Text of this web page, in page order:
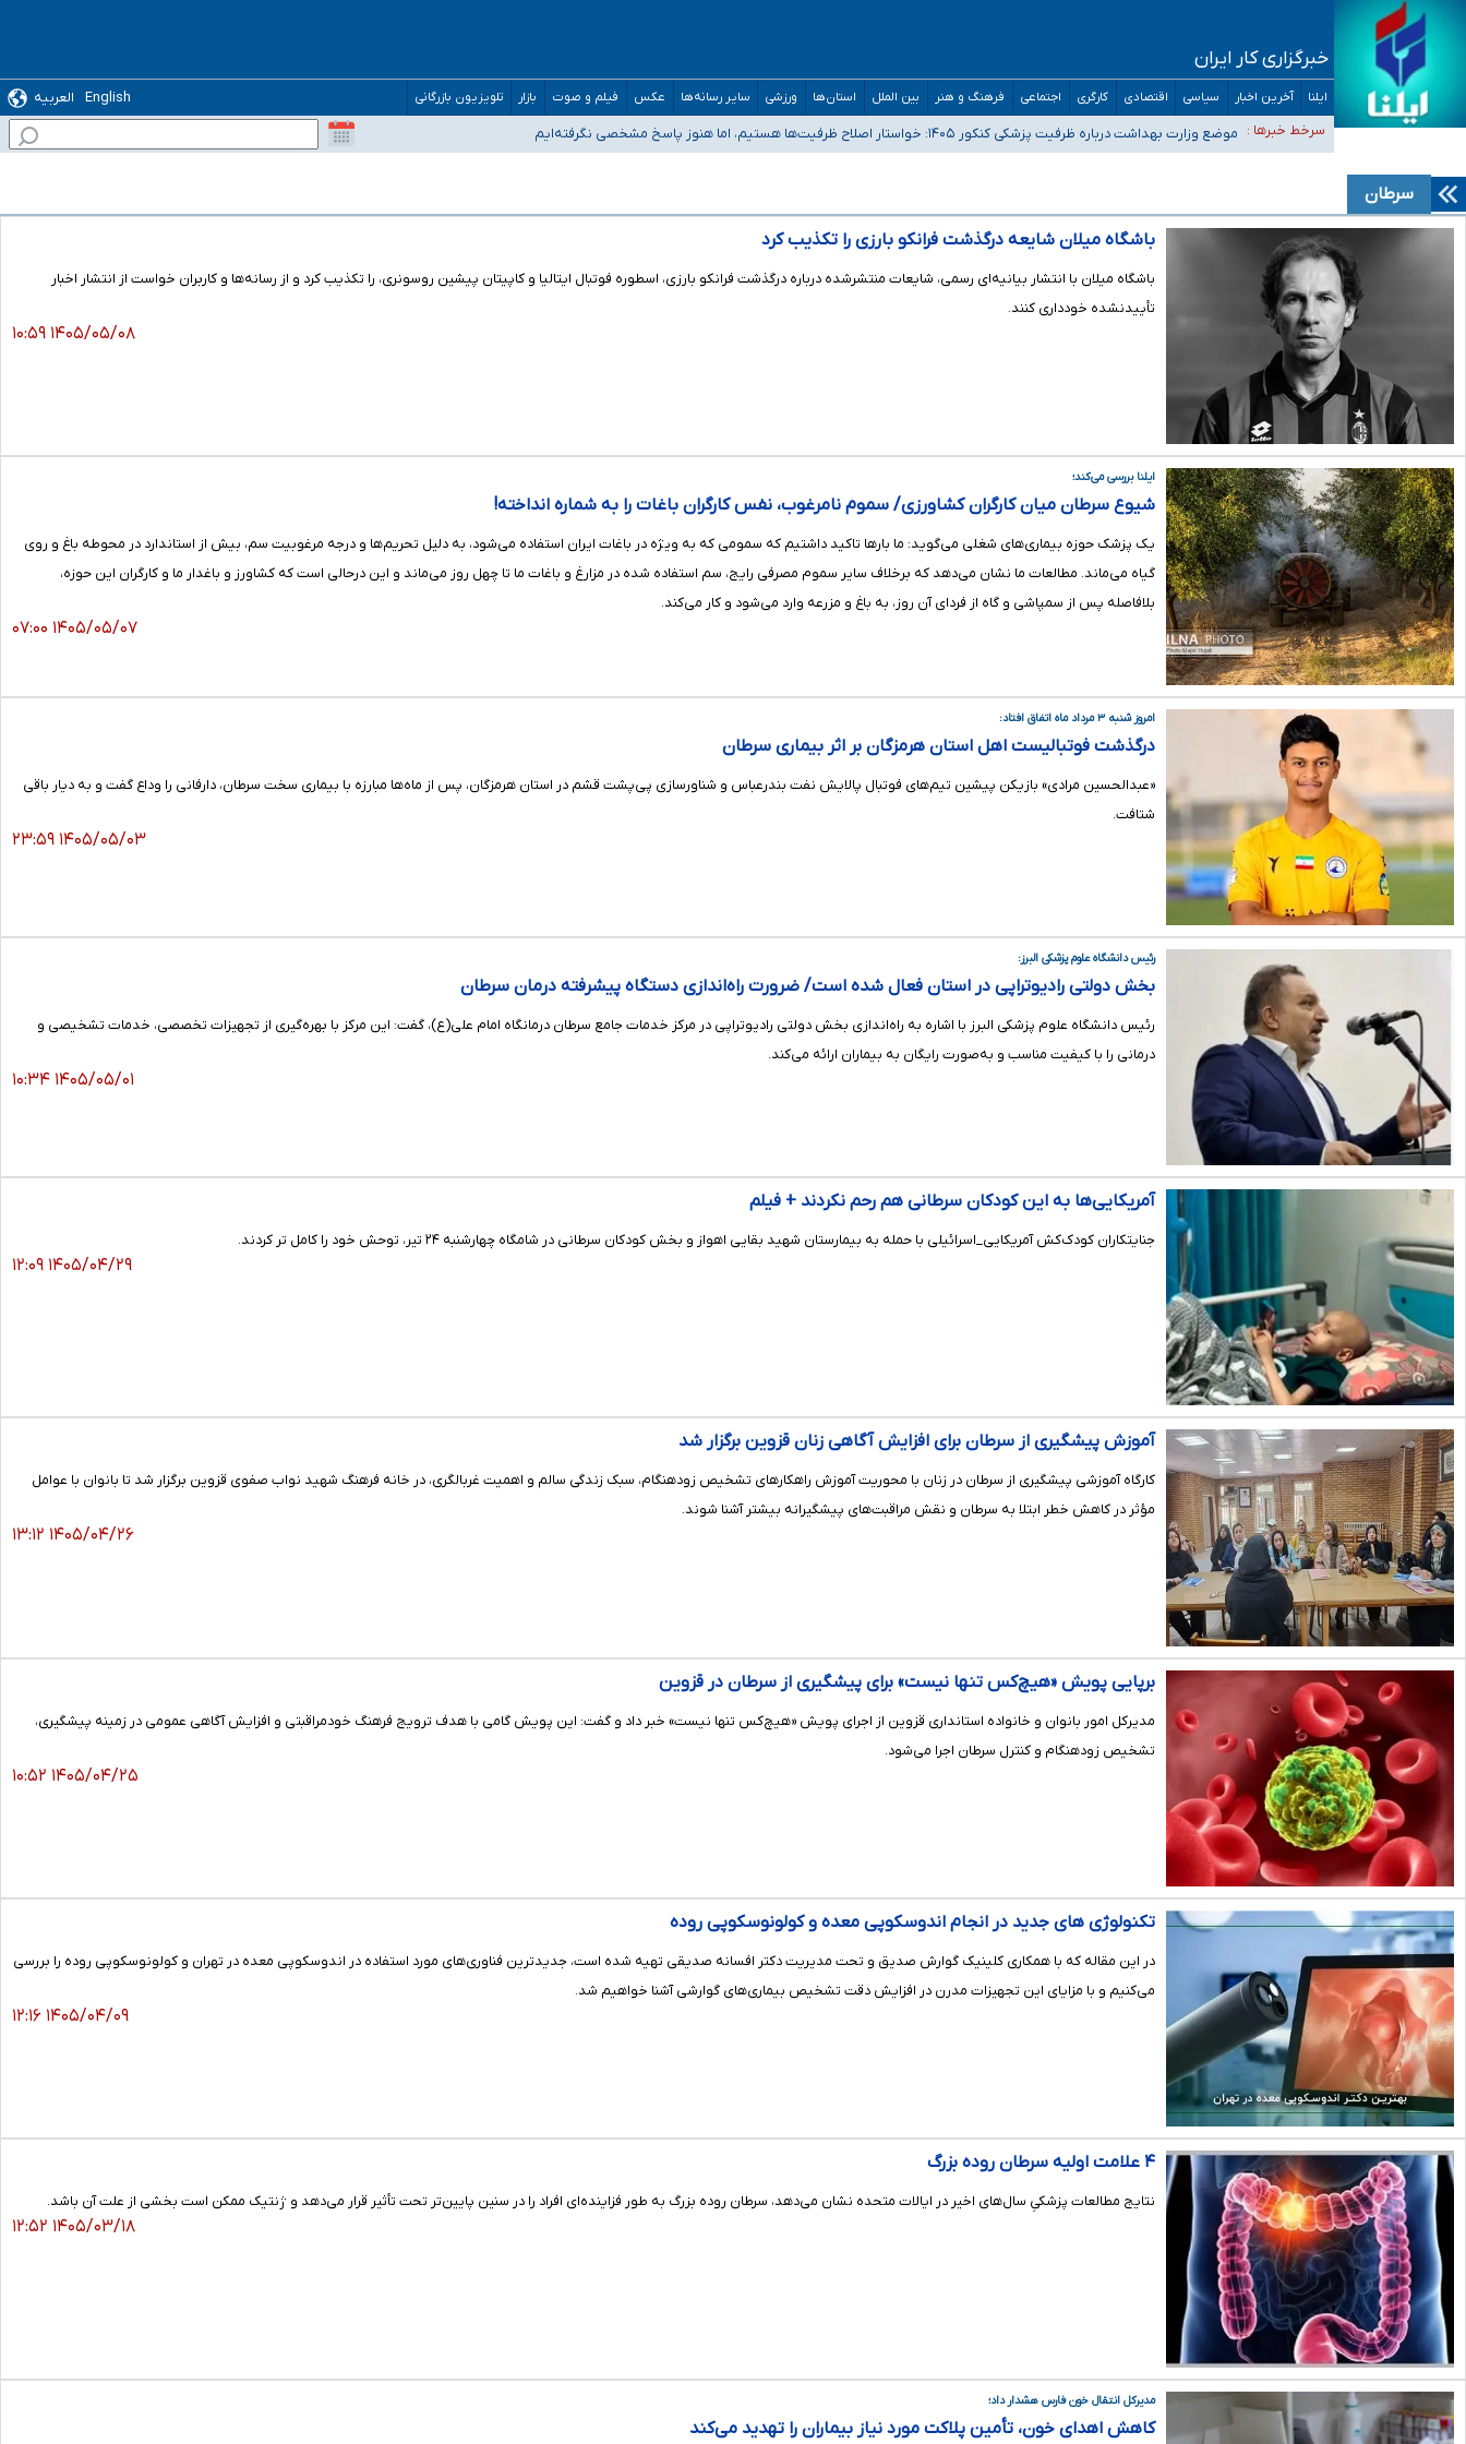
خبرگزاری کار ایران
ایلنا آخرین اخبار سیاسی اقتصادی کارگری اجتماعی فرهنگ و هنر بین الملل استان‌ها ورزشی سایر رسانه‌ها عکس فیلم و صوت بازار تلویزیون بازرگانی English
العربیه
سرخط خبرها :
۴۰ تا ۵۰ روز گرمای نسبی در پیش داریم/ دمای تهران به ۳۸ درجه می‌رسد
موضع وزارت بهداشت درباره ظرفیت پزشکی کنکور ۱۴۰۵: خواستار اصلاح ظرفیت‌ها هستیم، اما هنوز پاسخ مشخصی نگرفته‌ایم
آخرین وضعیت شیوع عفونت‌های تنفسی در کشور/ خوزستان و کرمان بالاتر از آستانه هشدار
سرطان
باشگاه میلان شایعه درگذشت فرانکو بارزی را تکذیب کرد
باشگاه میلان با انتشار بیانیه‌ای رسمی، شایعات منتشرشده درباره درگذشت فرانکو بارزی، اسطوره فوتبال ایتالیا و کاپیتان پیشین روسونری، را تکذیب کرد و از رسانه‌ها و کاربران خواست از انتشار اخبار
تأییدنشده خودداری کنند.
۱۴۰۵/۰۵/۰۸ ۱۰:۵۹
ایلنا بررسی می‌کند؛
شیوع سرطان میان کارگران کشاورزی/ سموم نامرغوب، نفس کارگران باغات را به شماره انداخته!
یک پزشک حوزه بیماری‌های شغلی می‌گوید: ما بارها تاکید داشتیم که سمومی که به ویژه در باغات ایران استفاده می‌شود، به دلیل تحریم‌ها و درجه مرغوبیت سم، بیش از استاندارد در محوطه باغ و روی
گیاه می‌ماند. مطالعات ما نشان می‌دهد که برخلاف سایر سموم مصرفی رایج، سم استفاده شده در مزارغ و باغات ما تا چهل روز می‌ماند و این درحالی است که کشاورز و باغدار ما و کارگران این حوزه،
بلافاصله پس از سمپاشی و گاه از فردای آن روز، به باغ و مزرعه وارد می‌شود و کار می‌کند.
۱۴۰۵/۰۵/۰۷ ۰۷:۰۰
امروز شنبه ۳ مرداد ماه اتفاق افتاد:
درگذشت فوتبالیست اهل استان هرمزگان بر اثر بیماری سرطان
«عبدالحسین مرادی» بازیکن پیشین تیم‌های فوتبال پالایش نفت بندرعباس و شناورسازی پی‌پشت قشم در استان هرمزگان، پس از ماه‌ها مبارزه با بیماری سخت سرطان، دارفانی را وداع گفت و به دیار باقی
شتافت.
۱۴۰۵/۰۵/۰۳ ۲۳:۵۹
رئیس دانشگاه علوم پزشکی البرز:
بخش دولتی رادیوتراپی در استان فعال شده است/ ضرورت راه‌اندازی دستگاه پیشرفته درمان سرطان
رئیس دانشگاه علوم پزشکی البرز با اشاره به راه‌اندازی بخش دولتی رادیوتراپی در مرکز خدمات جامع سرطان درمانگاه امام علی(ع)، گفت: این مرکز با بهره‌گیری از تجهیزات تخصصی، خدمات تشخیصی و
درمانی را با کیفیت مناسب و به‌صورت رایگان به بیماران ارائه می‌کند.
۱۴۰۵/۰۵/۰۱ ۱۰:۳۴
آمریکایی‌ها به این کودکان سرطانی هم رحم نکردند + فیلم
جنایتکاران کودک‌کش آمریکایی_اسرائیلی با حمله به بیمارستان شهید بقایی اهواز و بخش کودکان سرطانی در شامگاه چهارشنبه ۲۴ تیر، توحش خود را کامل تر کردند.
۱۴۰۵/۰۴/۲۹ ۱۲:۰۹
آموزش پیشگیری از سرطان برای افزایش آگاهی زنان قزوین برگزار شد
کارگاه آموزشی پیشگیری از سرطان در زنان با محوریت آموزش راهکارهای تشخیص زودهنگام، سبک زندگی سالم و اهمیت غربالگری، در خانه فرهنگ شهید نواب صفوی قزوین برگزار شد تا بانوان با عوامل
مؤثر در کاهش خطر ابتلا به سرطان و نقش مراقبت‌های پیشگیرانه بیشتر آشنا شوند.
۱۴۰۵/۰۴/۲۶ ۱۳:۱۲
برپایی پویش «هیچ‌کس تنها نیست» برای پیشگیری از سرطان در قزوین
مدیرکل امور بانوان و خانواده استانداری قزوین از اجرای پویش «هیچ‌کس تنها نیست» خبر داد و گفت: این پویش گامی با هدف ترویج فرهنگ خودمراقبتی و افزایش آگاهی عمومی در زمینه پیشگیری،
تشخیص زودهنگام و کنترل سرطان اجرا می‌شود.
۱۴۰۵/۰۴/۲۵ ۱۰:۵۲
تکنولوژی های جدید در انجام اندوسکوپی معده و کولونوسکوپی روده
در این مقاله که با همکاری کلینیک گوارش صدیق و تحت مدیریت دکتر افسانه صدیقی تهیه شده است، جدیدترین فناوری‌های مورد استفاده در اندوسکوپی معده در تهران و کولونوسکوپی روده را بررسی
می‌کنیم و با مزایای این تجهیزات مدرن در افزایش دقت تشخیص بیماری‌های گوارشی آشنا خواهیم شد.
۱۴۰۵/۰۴/۰۹ ۱۲:۱۶
۴ علامت اولیه سرطان روده بزرگ
نتایج مطالعات پزشکیِ سال‌های اخیر در ایالات متحده نشان می‌دهد، سرطان روده بزرگ به طور فزاینده‌ای افراد را در سنین پایین‌تر تحت تأثیر قرار می‌دهد و ژنتیک ممکن است بخشی از علت آن باشد.
۱۴۰۵/۰۳/۱۸ ۱۲:۵۲
مدیرکل انتقال خون فارس هشدار داد؛
کاهش اهدای خون، تأمین پلاکت مورد نیاز بیماران را تهدید می‌کند